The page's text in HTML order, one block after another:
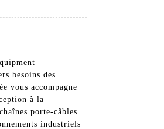
besoins des
vous accompagne
à la
porte-câbles
industriels